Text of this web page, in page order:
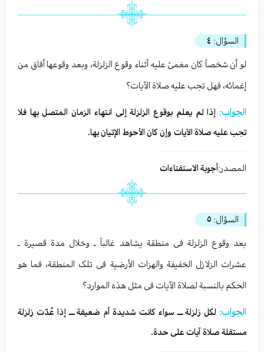
السؤال: ٤
لو أن شخصاً کان مغمیً علیه أثناء وقوع الزلزلة، وبعد وقوعها أفاق من
إغمائه، فهل تجب علیه صلاة الآیات؟
الجواب: إذا لم یعلم بوقوع الزلزلة إلی انتهاء الزمان المتصل بها فلا
تجب علیه صلاة الآیات وإن کان الأحوط الإتیان بها.
المصدر:أجوبة الاستفتاءات
السؤال: ٥
بعد وقوع الزلزلة فی منطقة یشاهد غالباً ـ وخلال مدة قصیرة ـ
عشرات الزلازل الخفیفة والهزات الأرضیة فی تلک المنطقة، فما هو
الحکم بالنسبة لصلاة الآیات فی مثل هذه الموارد؟
الجواب: لکل زلزلة ـــ سواء کانت شدیدة أم ضعیفة ـــ إذا عُدّت زلزلة
مستقلة صلاة آیات علی حدة.